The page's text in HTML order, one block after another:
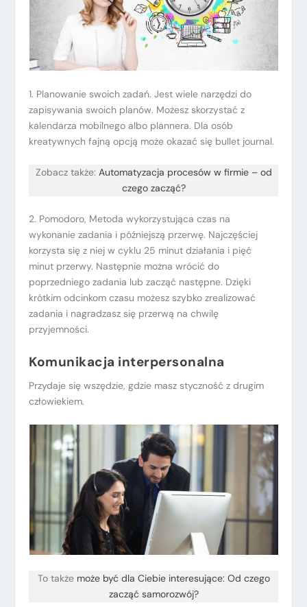
1. Planowanie swoich zadań. Jest wiele narzędzi do
zapisywania swoich planów. Możesz skorzystać z
kalendarza mobilnego albo plannera. Dla osób
kreatywnych fajną opcją może okazać się bullet journal.
Zobacz także: Automatyzacja procesów w firmie – od
czego zacząć?
2. Pomodoro, Metoda wykorzystująca czas na
wykonanie zadania i późniejszą przerwę. Najczęściej
korzysta się z niej w cyklu 25 minut działania i pięć
minut przerwy. Następnie można wrócić do
poprzedniego zadania lub zacząć następne. Dzięki
krótkim odcinkom czasu możesz szybko zrealizować
zadania i nagradzasz się przerwą na chwilę
przyjemności.
Komunikacja interpersonalna
Przydaje się wszędzie, gdzie masz styczność z drugim
człowiekiem.
To także może być dla Ciebie interesujące: Od czego
zacząć samorozwój?